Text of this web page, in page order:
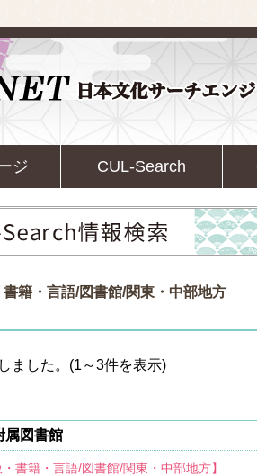
ジ CUL-Search
籍・言語/図書館/関東・中部地方
ました。(1～3件を表示)
属図書館
・書籍・言語/図書館/関東・中部地方】